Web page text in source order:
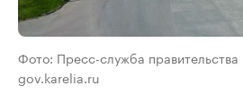
Фото: Пресс-служба
gov.karelia.ru